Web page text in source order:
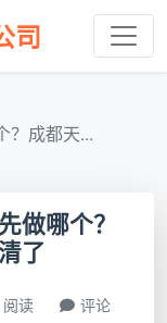
司
？成都天...
做哪个？
了
阅读 评论